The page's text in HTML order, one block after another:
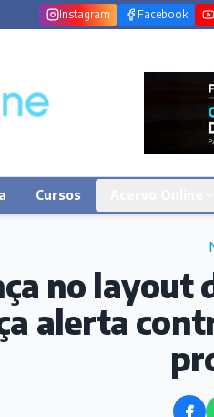
Instagram Facebook
Cursos
no layout
alerta